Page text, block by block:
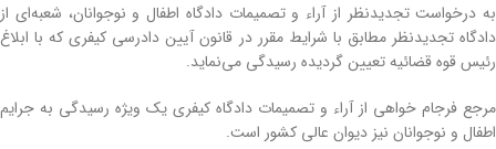
به درخواست تجدیدنظر از آراء و تصمیمات دادگاه اطفال و نوجوانان، شعبه‌ای از
دادگاه تجدیدنظر مطابق با شرایط مقرر در قانون آیین دادرسی کیفری که با ابلاغ
رئیس قوه قضائیه تعیین گردیده رسیدگی می‌نماید.
مرجع فرجام خواهی از آراء و تصمیمات دادگاه کیفری یک ویژه رسیدگی به جرایم
اطفال و نوجوانان نیز دیوان عالی کشور است.